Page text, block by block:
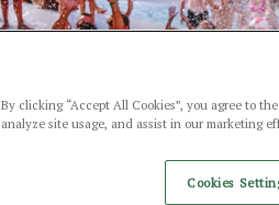
By clicking “Accept All Cookies”, you agree to
analyze site usage, and assist in our marketing
Cookies